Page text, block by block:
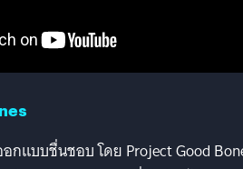
กแบบชื่นชอบ โดย Project Good